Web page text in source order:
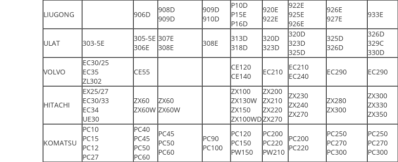
LIUGONG 906D
908D
909D
909D
910D
P10D
P15E
P16D
920E
922E
922E
925E
926E
926E
927E
933E
ULAT 303-5E
305-5E
306E
307E
308E
308E
313D
318D
320D
323D
320D
323D
325D
325D
326D
326D
329C
330D
VOLVO
EC30/25
EC35
ZL302
CE55
CE120
CE140
EC210
EC210
EC240
EC290 EC290
HITACHI
EX25/27
EC30/33
EC34
UE30
ZX60
ZX60W
ZX60
ZX60W
ZX100
ZX130W
ZX150
ZX100WD
ZX200
ZX210
ZX220
ZX270
ZX230
ZX240
ZX270
ZX280
ZX300
ZX300
ZX330
ZX350
KOMATSU
PC10
PC15
PC12
PC27
PC40
PC45
PC50
PC60
PC45
PC50
PC60
PC90
PC100
PC120
PC150
PW150
PC200
PC220
PW210
PC200
PC220
PC250
PC270
PC300
PC250
PC270
PC300